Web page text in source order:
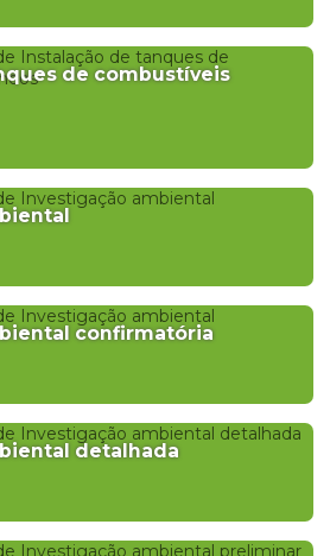
de combustíveis
confirmatória
detalhada